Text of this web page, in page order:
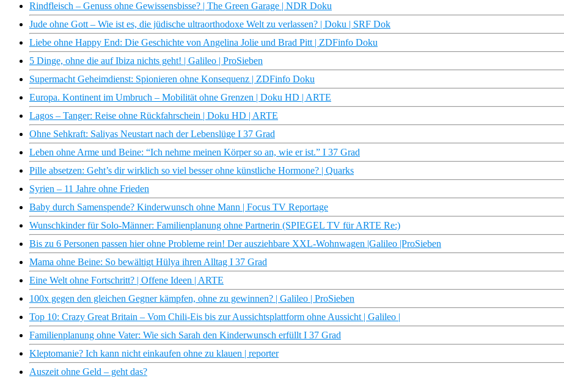
Rindfleisch – Genuss ohne Gewissensbisse? | The Green Garage | NDR Doku
Jude ohne Gott – Wie ist es, die jüdische ultraorthodoxe Welt zu verlassen? | Doku | SRF Dok
Liebe ohne Happy End: Die Geschichte von Angelina Jolie und Brad Pitt | ZDFinfo Doku
5 Dinge, ohne die auf Ibiza nichts geht! | Galileo | ProSieben
Supermacht Geheimdienst: Spionieren ohne Konsequenz | ZDFinfo Doku
Europa. Kontinent im Umbruch – Mobilität ohne Grenzen | Doku HD | ARTE
Lagos – Tanger: Reise ohne Rückfahrschein | Doku HD | ARTE
Ohne Sehkraft: Saliyas Neustart nach der Lebenslüge I 37 Grad
Leben ohne Arme und Beine: “Ich nehme meinen Körper so an, wie er ist.” I 37 Grad
Pille absetzen: Geht’s dir wirklich so viel besser ohne künstliche Hormone? | Quarks
Syrien – 11 Jahre ohne Frieden
Baby durch Samenspende? Kinderwunsch ohne Mann | Focus TV Reportage
Wunschkinder für Solo-Männer: Familienplanung ohne Partnerin (SPIEGEL TV für ARTE Re:)
Bis zu 6 Personen passen hier ohne Probleme rein! Der ausziehbare XXL-Wohnwagen |Galileo |ProSieben
Mama ohne Beine: So bewältigt Hülya ihren Alltag I 37 Grad
Eine Welt ohne Fortschritt? | Offene Ideen | ARTE
100x gegen den gleichen Gegner kämpfen, ohne zu gewinnen? | Galileo | ProSieben
Top 10: Crazy Great Britain – Vom Chili-Eis bis zur Aussichtsplattform ohne Aussicht | Galileo |
Familienplanung ohne Vater: Wie sich Sarah den Kinderwunsch erfüllt I 37 Grad
Kleptomanie? Ich kann nicht einkaufen ohne zu klauen | reporter
Auszeit ohne Geld – geht das?